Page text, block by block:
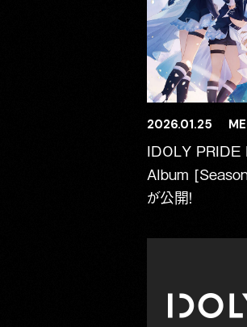
2026.01.25
IDOLY PRIDE
Album
が公開！